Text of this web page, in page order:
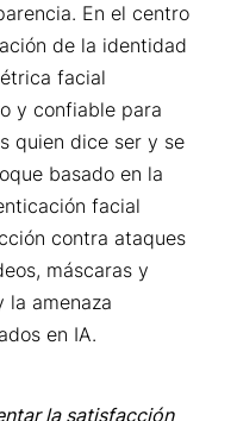
En el centro
de la identidad
facial
y confiable para
quien dice ser y se
basado en la
facial
contra ataques
máscaras y
la amenaza
en IA.
la satisfacción